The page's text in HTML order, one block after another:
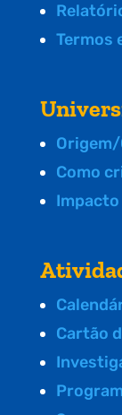
Termos
Como
Impacto
Cartão